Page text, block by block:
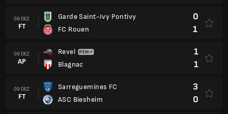
09 DEZ.
FT
Garde Saint-Ivy Pontivy
FC Rouen
0
1
09 DEZ.
AP
Revel
Blagnac
1
1
09 DEZ.
FT
Sarreguemines FC
ASC Biesheim
3
0